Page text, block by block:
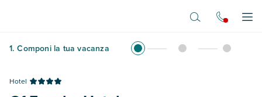
1. Componi la tua vacanza
Hotel